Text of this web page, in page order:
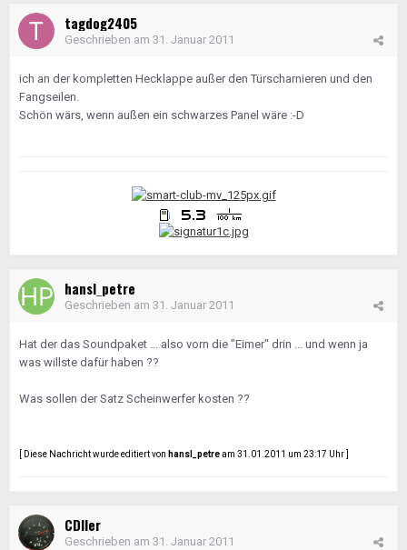
tagdog2405
Geschrieben am 31. Januar 2011
ich an der kompletten Hecklappe außer den Türscharnieren und den
Fangseilen.
Schön wärs, wenn außen ein schwarzes Panel wäre :-D
hansl_petre
Geschrieben am 31. Januar 2011
Hat der das Soundpaket ... also vorn die "Eimer" drin ... und wenn ja
was willste dafür haben ??
Was sollen der Satz Scheinwerfer kosten ??
[ Diese Nachricht wurde editiert von hansl_petream 31.01.2011 um 23:17 Uhr ]
CDIler
Geschrieben am 31. Januar 2011